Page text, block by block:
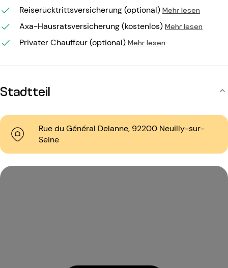
Reiserücktrittsversicherung (optional) Mehr lesen
Axa-Hausratsversicherung (kostenlos) Mehr lesen
Privater Chauffeur (optional) Mehr lesen
Stadtteil
Rue du Général Delanne, 92200 Neuilly-sur-
Seine